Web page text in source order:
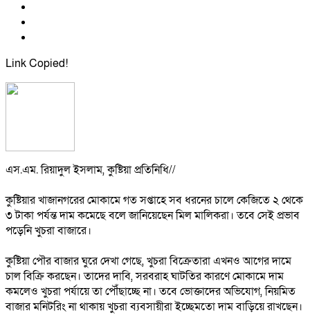
Link Copied!
‎এস.এম. রিয়াদুল ইসলাম, কুষ্টিয়া প্রতিনিধি//
‎কুষ্টিয়ার খাজানগরের মোকামে গত সপ্তাহে সব ধরনের চালে কেজিতে ২ থেকে
৩ টাকা পর্যন্ত দাম কমেছে বলে জানিয়েছেন মিল মালিকরা। তবে সেই প্রভাব
পড়েনি খুচরা বাজারে।
‎কুষ্টিয়া পৌর বাজার ঘুরে দেখা গেছে, খুচরা বিক্রেতারা এখনও আগের দামে
চাল বিক্রি করছেন। তাদের দাবি, সরবরাহ ঘাটতির কারণে মোকামে দাম
কমলেও খুচরা পর্যায়ে তা পৌঁছাচ্ছে না। তবে ভোক্তাদের অভিযোগ, নিয়মিত
বাজার মনিটরিং না থাকায় খুচরা ব্যবসায়ীরা ইচ্ছেমতো দাম বাড়িয়ে রাখছেন।